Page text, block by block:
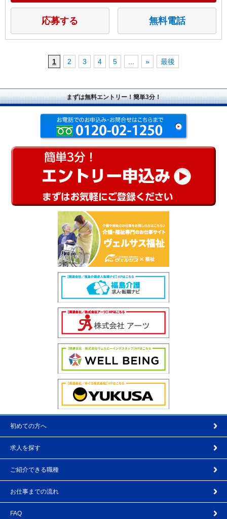
応募する 無料電話
1 2 3 4 5 ... » 最後
まずは無料エントリー！簡単3分！
初めての方へ
求人を探す
ご紹介できる職種
お仕事までの流れ
FAQ